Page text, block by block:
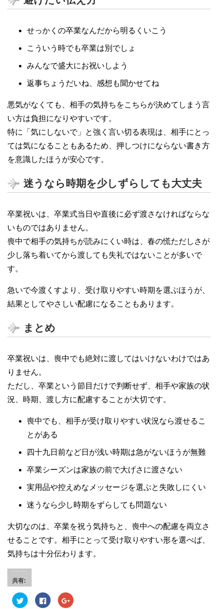
せっかくの卒業なんだから明るくいこう
こういう時でも卒業は別でしょ
みんなで盛大にお祝いしよう
返事ちょうだいね、感想も聞かせてね
悪気がなくても、相手の気持ちをこちらが決めてしまう言
い方は負担になりやすいです。
特に「気にしないで」と強く言い切る表現は、相手にとっ
ては気になることもあるため、押しつけにならない書き方
を意識したほうが安心です。
迷うなら時期を少しずらしても大丈夫
卒業祝いは、卒業式当日や直後に必ず渡さなければならな
いものではありません。
喪中で相手の気持ちが読みにくい時は、春の慌ただしさが
少し落ち着いてから渡しても失礼ではないことが多いで
す。
急いで今渡くすより、受け取りやすい時期を選ぶほうが、
結果としてやさしい配慮になることもあります。
まとめ
卒業祝いは、喪中でも絶対に渡してはいけないわけではあ
りません。
ただし、卒業という節目だけで判断せず、相手や家族の状
況、時期、渡し方に配慮することが大切です。
喪中でも、相手が受け取りやすい状況なら渡せるこ
とがある
四十九日前など日が浅い時期は急がないほうが無難
卒業シーズンは家族の前で大げさに渡さない
実用品や控えめなメッセージを選ぶと失敗しにくい
迷うなら少し時期をずらしても問題ない
大切なのは、卒業を祝う気持ちと、喪中への配慮を両立さ
せることです。相手にとって受け取りやすい形を選べば、
気持ちは十分伝わります。
共有:
ク
リ
F
a
ク
リ